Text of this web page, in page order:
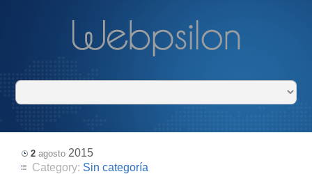
2 agosto 2015
Category: Sin categoría